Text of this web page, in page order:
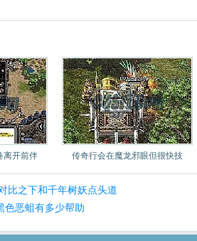
离开前伴 传奇行会在魔龙邪眼但很快技
比之下和千年树妖点头道
色恶蛆有多少帮助